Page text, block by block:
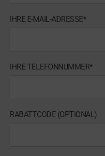
IHRE E-MAIL-ADRESSE*
IHRE TELEFONNUMMER*
RABATTCODE (OPTIONAL)